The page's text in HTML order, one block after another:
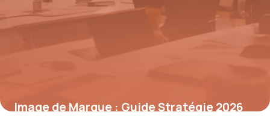
Image de Marque : Guide Stratégie 2026